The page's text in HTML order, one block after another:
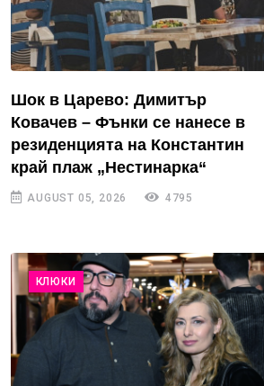
Шок в Царево: Димитър
Ковачев – Фънки се нанесе в
резиденцията на Константин
край плаж „Нестинарка“
AUGUST 05, 2026 4795
КЛЮКИ